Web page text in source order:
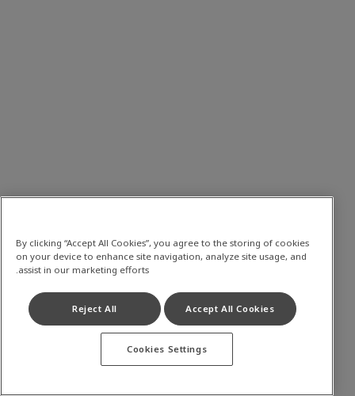
By clicking “Accept All Cookies”, you agree to the storing of cookies
on your device to enhance site navigation, analyze site usage, and
assist in our marketing efforts.
Accept All Cookies
Reject All
Cookies Settings